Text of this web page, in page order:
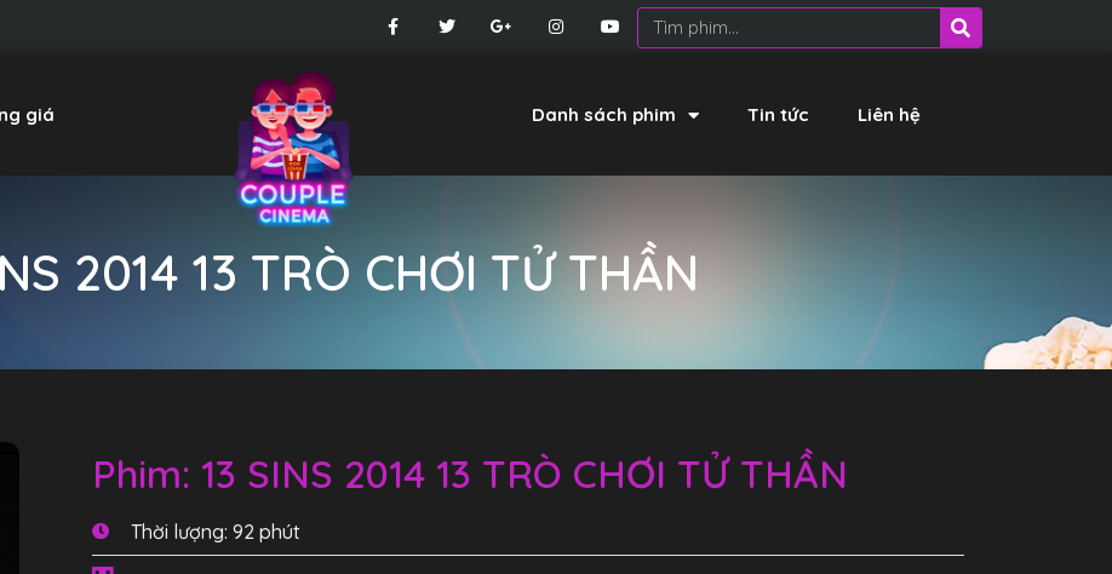
giá Danh sách phim Tin tức Liên hệ
2014 13 TRÒ CHƠI TỬ THẦN
Phim: 13 SINS 2014 13 TRÒ CHƠI TỬ THẦN
Thời lượng: 92 phút